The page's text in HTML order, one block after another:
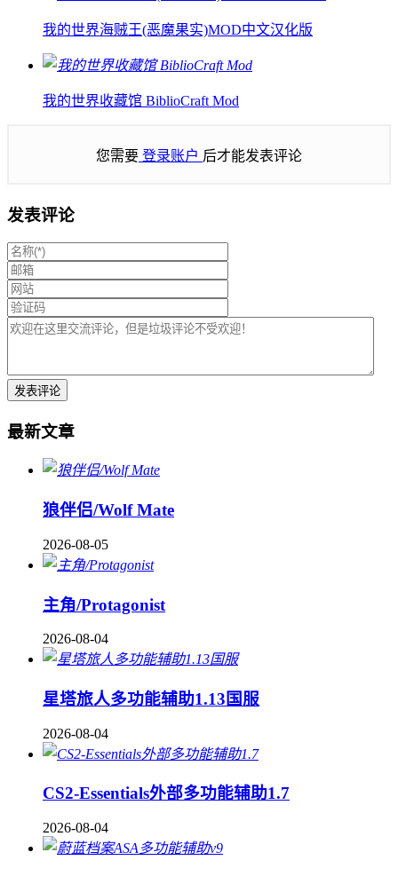
我的世界海贼王(恶魔果实)MOD中文汉化版
我的世界收藏馆 BiblioCraft Mod
您需要 登录账户 后才能发表评论
发表评论
最新文章
狼伴侣/Wolf Mate
2026-08-05
主角/Protagonist
2026-08-04
星塔旅人多功能辅助1.13国服
2026-08-04
CS2-Essentials外部多功能辅助1.7
2026-08-04